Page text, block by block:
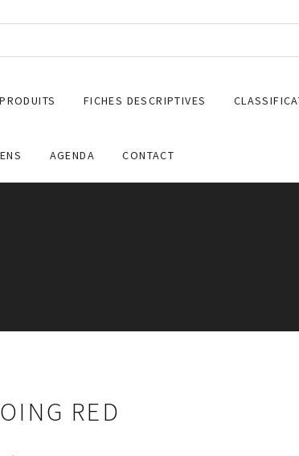
FICHES DESCRIPTIVES
AGENDA CONTACT
RED